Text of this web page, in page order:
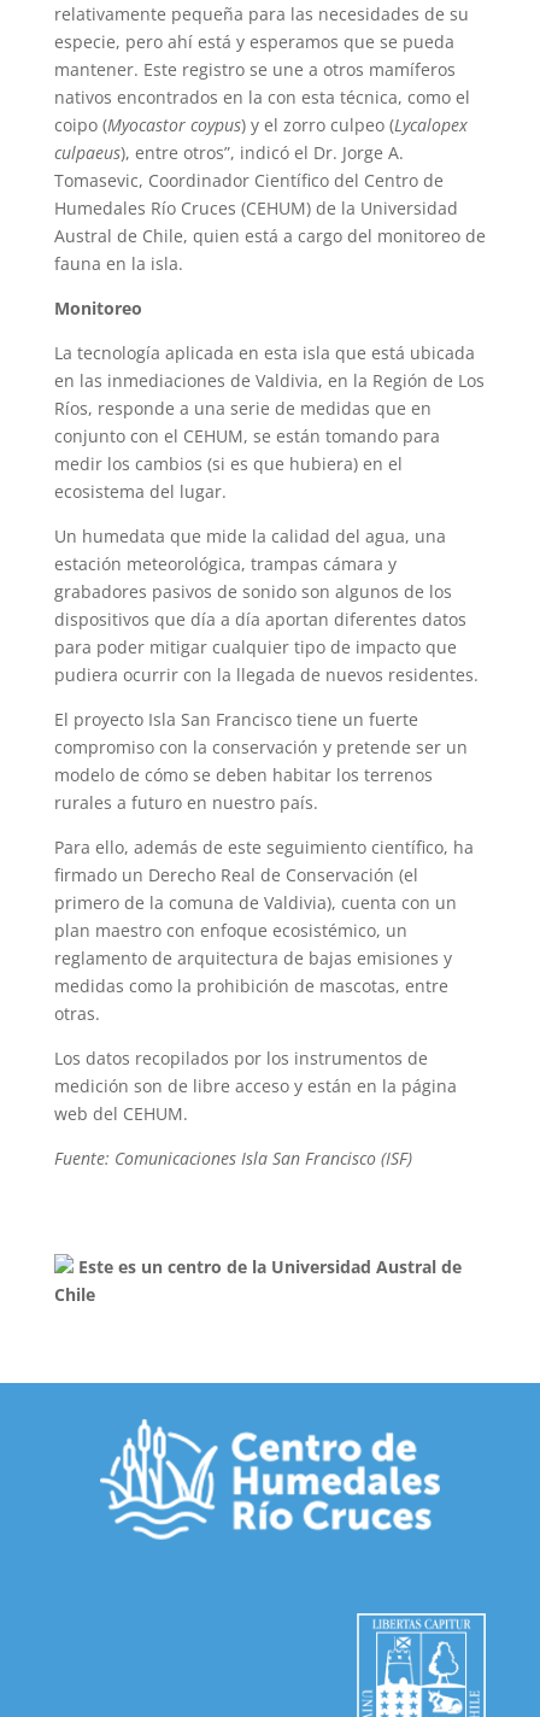
relativamente pequeña para las necesidades de su
especie, pero ahí está y esperamos que se pueda
mantener. Este registro se une a otros mamíferos
nativos encontrados en la con esta técnica, como el
coipo (Myocastor coypus) y el zorro culpeo (Lycalopex
culpaeus), entre otros”, indicó el Dr. Jorge A.
Tomasevic, Coordinador Científico del Centro de
Humedales Río Cruces (CEHUM) de la Universidad
Austral de Chile, quien está a cargo del monitoreo de
fauna en la isla.
Monitoreo
La tecnología aplicada en esta isla que está ubicada
en las inmediaciones de Valdivia, en la Región de Los
Ríos, responde a una serie de medidas que en
conjunto con el CEHUM, se están tomando para
medir los cambios (si es que hubiera) en el
ecosistema del lugar.
Un humedata que mide la calidad del agua, una
estación meteorológica, trampas cámara y
grabadores pasivos de sonido son algunos de los
dispositivos que día a día aportan diferentes datos
para poder mitigar cualquier tipo de impacto que
pudiera ocurrir con la llegada de nuevos residentes.
El proyecto Isla San Francisco tiene un fuerte
compromiso con la conservación y pretende ser un
modelo de cómo se deben habitar los terrenos
rurales a futuro en nuestro país.
Para ello, además de este seguimiento científico, ha
firmado un Derecho Real de Conservación (el
primero de la comuna de Valdivia), cuenta con un
plan maestro con enfoque ecosistémico, un
reglamento de arquitectura de bajas emisiones y
medidas como la prohibición de mascotas, entre
otras.
Los datos recopilados por los instrumentos de
medición son de libre acceso y están en la página
web del CEHUM.
Fuente: Comunicaciones Isla San Francisco (ISF)
Este es un centro de la Universidad Austral de
Chile